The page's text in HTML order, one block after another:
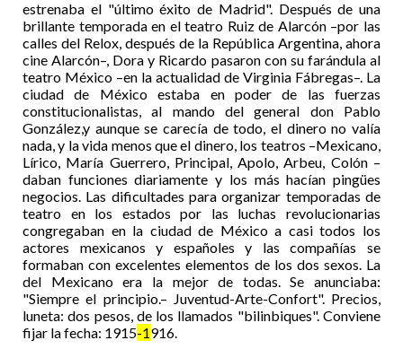
estrenaba el "último éxito de Madrid". Después de una
brillante temporada en el teatro Ruiz de Alarcón –por las
calles del Relox, después de la República Argentina, ahora
cine Alarcón–, Dora y Ricardo pasaron con su farándula al
teatro México –en la actualidad de Virginia Fábregas–. La
ciudad de México estaba en poder de las fuerzas
constitucionalistas, al mando del general don Pablo
González,y aunque se carecía de todo, el dinero no valía
nada, y la vida menos que el dinero, los teatros –Mexicano,
Lírico, María Guerrero, Principal, Apolo, Arbeu, Colón –
daban funciones diariamente y los más hacían pingües
negocios. Las dificultades para organizar temporadas de
teatro en los estados por las luchas revolucionarias
congregaban en la ciudad de México a casi todos los
actores mexicanos y españoles y las compañías se
formaban con excelentes elementos de los dos sexos. La
del Mexicano era la mejor de todas. Se anunciaba:
"Siempre el principio.– Juventud-Arte-Confort". Precios,
luneta: dos pesos, de los llamados "bilinbiques". Conviene
fijar la fecha: 1915-1916.